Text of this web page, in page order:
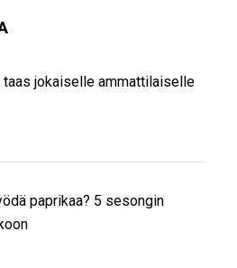
taas jokaiselle ammattilaiselle
paprikaa? 5 sesongin